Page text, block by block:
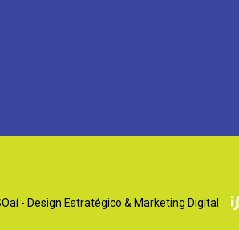
- Design Estratégico & Marketing Digital